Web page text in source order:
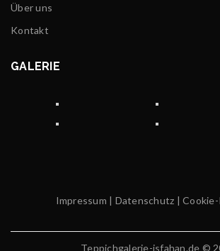
Über uns
Kontakt
GALERIE
Impressum | Datenschutz |
Teppichgalerie-isfahan.de ©